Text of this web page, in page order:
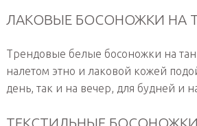
ЛАКОВЫЕ БОСОНОЖКИ НА
Трендовые белые босоножки на
налетом этно и лаковой кожей
день, так и на вечер, для будней и
ТЕКСТИЛЬНЫЕ БОСОНОЖКИ